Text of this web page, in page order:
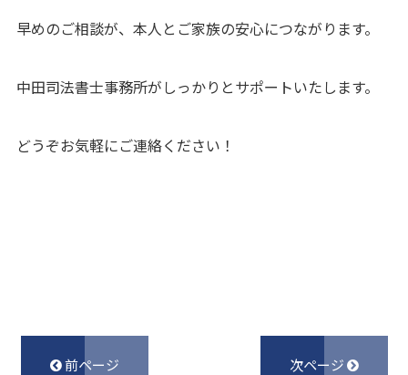
早めのご相談が、本人とご家族の安心につながります。
中田司法書士事務所がしっかりとサポートいたします。
どうぞお気軽にご連絡ください！
前ページ 次ページ